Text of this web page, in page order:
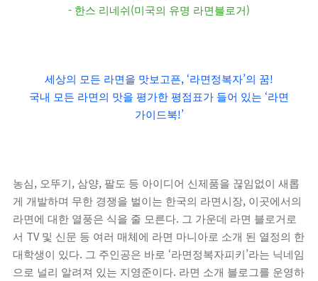
- 한스 리네쉬 (미국의 유명 라면블로거)
세상의 모든 라면을 맛보고픈, ‘라면정복자’의 꿈!
국내 모든 라면의 맛을 평가한 평점표가 들어 있는 ‘라면
가이드북!’
농심, 오뚜기 , 삼양, 팔도 등 아이디어 신제품을 끊임없이 새롭
게 개발하며 무한 경쟁을 벌이는 한국의 라면시장, 이곳에서의
라면에 대한 열풍은 식을 줄 모른다. 그 가운데 라면 블로거로
서 TV 및 신문 등 여러 매체에 라면 마니아로 소개 된 열정의 한
대학생이 있다. 그 주인공은 바로 ‘라면정복자피키 ’라는 닉네임
으로 널리 알려져 있는 지영준이다. 라면 소개 블로그를 운영하